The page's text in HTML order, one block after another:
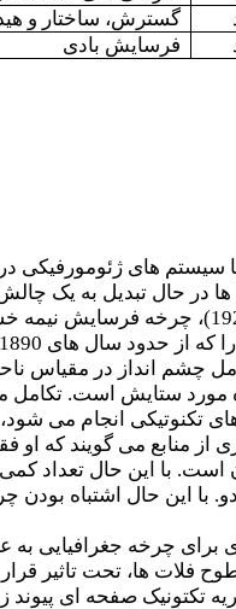
گسترش، ساختار و
فرسایش بادی
سیستم های
ها در حال تبدیل به یک
ستایش است. تکامل
از منابع می گویند که
است. با این حال تعداد
با این حال اشتباه
چرخه جغرافیایی به
فلات ها، تحت تاثیر
تکتونیک صفحه ای